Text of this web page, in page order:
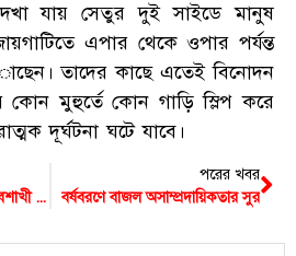
যায় সেতুর দুই সাইডে মানুষ
এপার থেকে ওপার পর্যন্ত
তাদের কাছে এতেই বিনোদন
মুহুর্তে কোন গাড়ি স্লিপ করে
দূর্ঘটনা ঘটে যাবে।
রামপালে চলছে ঐতিহ্যবাহী বৈশাখী মেলা
পরের খবর
বর্ষবরণে বাজল অসাম্প্রদায়িকতার সুর